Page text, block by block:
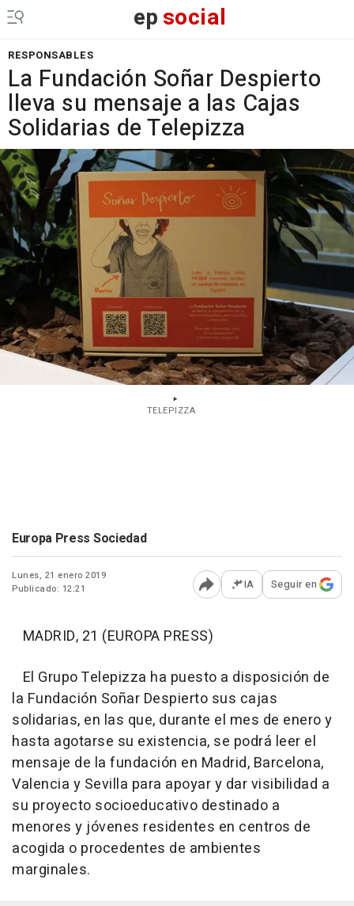
epsocial
RESPONSABLES
La Fundación Soñar Despierto
lleva su mensaje a las Cajas
Solidarias de Telepizza
TELEPIZZA
Europa Press Sociedad
Lunes, 21 enero 2019
Publicado: 12:21
Abrir opciones para
IA Seguir en
MADRID, 21 (EUROPA PRESS)
El Grupo Telepizza ha puesto a disposición de
la Fundación Soñar Despierto sus cajas
solidarias, en las que, durante el mes de enero y
hasta agotarse su existencia, se podrá leer el
mensaje de la fundación en Madrid, Barcelona,
Valencia y Sevilla para apoyar y dar visibilidad a
su proyecto socioeducativo destinado a
menores y jóvenes residentes en centros de
acogida o procedentes de ambientes
marginales.